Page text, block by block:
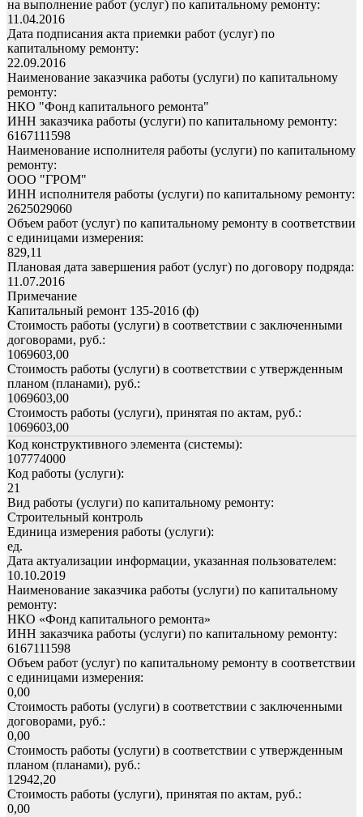
на выполнение работ (услуг) по капитальному ремонту:
11.04.2016
Дата подписания акта приемки работ (услуг) по
капитальному ремонту:
22.09.2016
Наименование заказчика работы (услуги) по капитальному
ремонту:
НКО "Фонд капитального ремонта"
ИНН заказчика работы (услуги) по капитальному ремонту:
6167111598
Наименование исполнителя работы (услуги) по капитальному
ремонту:
ООО "ГРОМ"
ИНН исполнителя работы (услуги) по капитальному ремонту:
2625029060
Объем работ (услуг) по капитальному ремонту в соответствии
с единицами измерения:
829,11
Плановая дата завершения работ (услуг) по договору подряда:
11.07.2016
Примечание
Капитальный ремонт 135-2016 (ф)
Стоимость работы (услуги) в соответствии с заключенными
договорами, руб.:
1069603,00
Стоимость работы (услуги) в соответствии с утвержденным
планом (планами), руб.:
1069603,00
Стоимость работы (услуги), принятая по актам, руб.:
1069603,00
Код конструктивного элемента (системы):
107774000
Код работы (услуги):
21
Вид работы (услуги) по капитальному ремонту:
Строительный контроль
Единица измерения работы (услуги):
ед.
Дата актуализации информации, указанная пользователем:
10.10.2019
Наименование заказчика работы (услуги) по капитальному
ремонту:
НКО «Фонд капитального ремонта»
ИНН заказчика работы (услуги) по капитальному ремонту:
6167111598
Объем работ (услуг) по капитальному ремонту в соответствии
с единицами измерения:
0,00
Стоимость работы (услуги) в соответствии с заключенными
договорами, руб.:
0,00
Стоимость работы (услуги) в соответствии с утвержденным
планом (планами), руб.:
12942,20
Стоимость работы (услуги), принятая по актам, руб.:
0,00